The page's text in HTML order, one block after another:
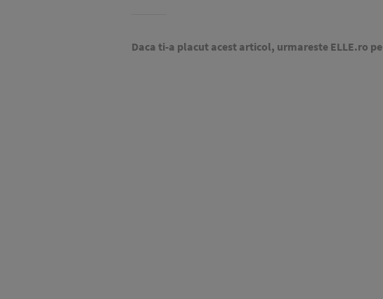
Daca ti-a placut acest articol, urmareste ELLE.ro pe